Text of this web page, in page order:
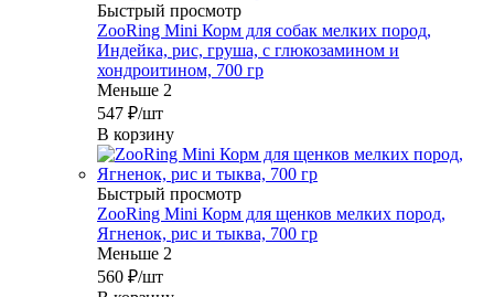
Быстрый просмотр
ZooRing Mini Корм для собак мелких пород,
Индейка, рис, груша, с глюкозамином и
хондроитином, 700 гр
Меньше 2
547 ₽/шт
В корзину
Быстрый просмотр
ZooRing Mini Корм для щенков мелких пород,
Ягненок, рис и тыква, 700 гр
Меньше 2
560 ₽/шт